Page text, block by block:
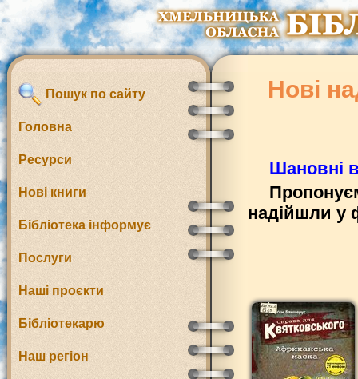
Пошук по сайту
Головна
Ресурси
Нові книги
Бібліотека інформує
Послуги
Наші проєкти
Бібліотекарю
Наш регіон
Нові
Шановні
надійшли у